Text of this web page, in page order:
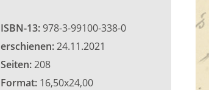
ISBN-13: 978-3-99100-338-0
erschienen:24.11.2021
Seiten:208
Format: 16,50x24,00